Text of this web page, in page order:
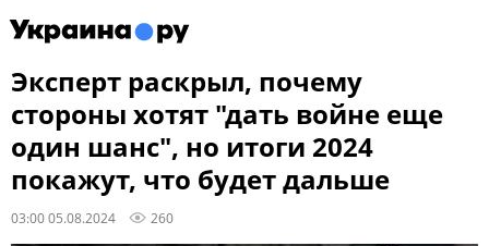
Эксперт раскрыл, почему
стороны хотят "дать войне еще
один шанс", но итоги 2024
покажут, что будет дальше
03:00 05.08.2024 260